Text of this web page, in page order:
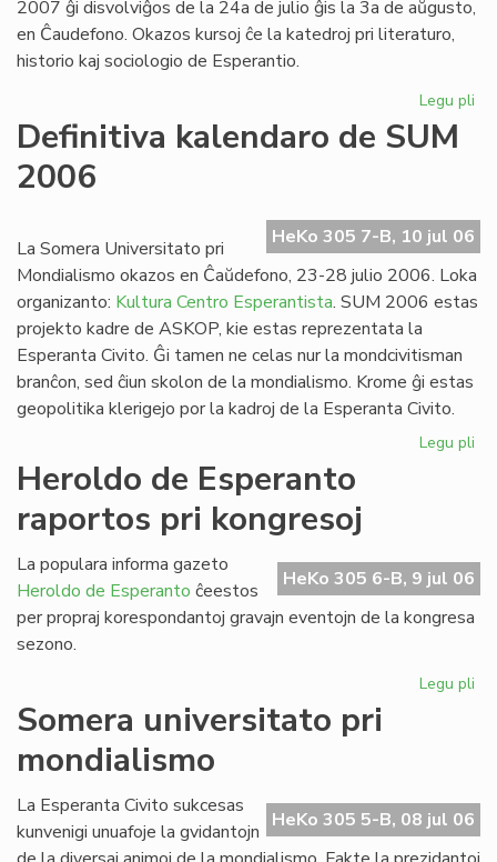
2007 ĝi disvolviĝos de la 24a de julio ĝis la 3a de aŭgusto,
en Ĉaudefono. Okazos kursoj ĉe la katedroj pri literaturo,
historio kaj sociologio de Esperantio.
Legu pli
Definitiva kalendaro de SUM
2006
HeKo 305 7-B, 10 jul 06
La Somera Universitato pri
Mondialismo okazos en Ĉaŭdefono, 23-28 julio 2006. Loka
organizanto: Kultura Centro Esperantista. SUM 2006 estas
projekto kadre de ASKOP, kie estas reprezentata la
Esperanta Civito. Ĝi tamen ne celas nur la mondcivitisman
branĉon, sed ĉiun skolon de la mondialismo. Krome ĝi estas
geopolitika klerigejo por la kadroj de la Esperanta Civito.
Legu pli
Heroldo de Esperanto
raportos pri kongresoj
HeKo 305 6-B, 9 jul 06
La populara informa gazeto
Heroldo de Esperanto ĉeestos
per propraj korespondantoj gravajn eventojn de la kongresa
sezono.
Legu pli
pri
Somera universitato pri
mondialismo
HeKo 305 5-B, 08 jul 06
La Esperanta Civito sukcesas
kunvenigi unuafoje la gvidantojn